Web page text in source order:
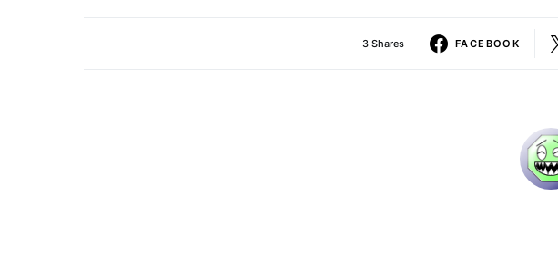
3 Shares FACEBOOK